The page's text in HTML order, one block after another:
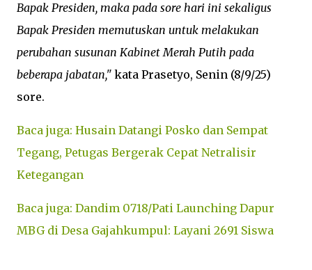
Bapak Presiden, maka pada sore hari ini sekaligus
Bapak Presiden memutuskan untuk melakukan
perubahan susunan Kabinet Merah Putih pada
beberapa jabatan," kata Prasetyo, Senin (8/9/25)
sore.
Baca juga: Husain Datangi Posko dan Sempat
Tegang, Petugas Bergerak Cepat Netralisir
Ketegangan
Baca juga: Dandim 0718/Pati Launching Dapur
MBG di Desa Gajahkumpul: Layani 2691 Siswa